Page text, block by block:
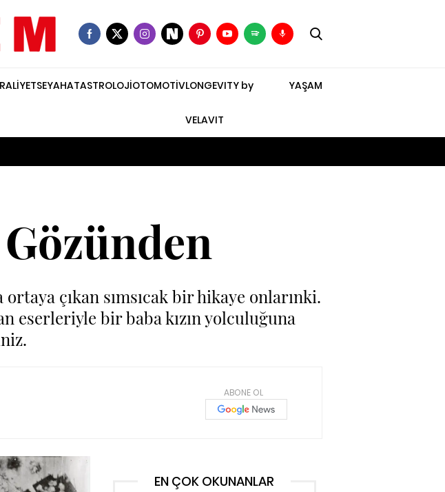
SEYAHATASTROLOJİOTOMOTİVLONGEVITY by
VELAVIT
YAŞAM
çıkan sımsıcak bir hikaye onlarınki.
eserleriyle bir baba kızın yolculuğuna
ABONE OL
EN ÇOK OKUNANLAR